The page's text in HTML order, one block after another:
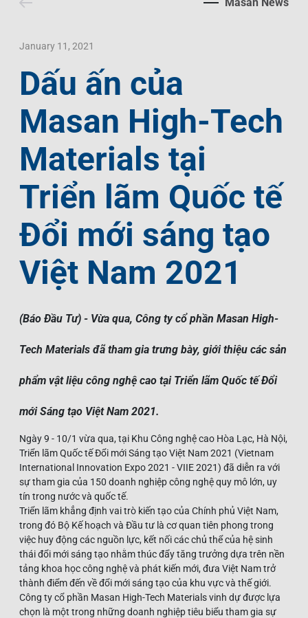
Invest In Vietnam
Press Releases
Language
EN
January 11, 2021
Dấu ấn của
Masan High-Tech
Materials tại
Triển lãm Quốc tế
Đổi mới sáng tạo
Việt Nam 2021
(Báo Đầu Tư) - Vừa qua, Công ty cổ phần Masan High-
Tech Materials đã tham gia trưng bày, giới thiệu các sản
phẩm vật liệu công nghệ cao tại Triển lãm Quốc tế Đổi
mới Sáng tạo Việt Nam 2021.
Ngày 9 - 10/1 vừa qua, tại Khu Công nghệ cao Hòa Lạc, Hà Nội,
Triển lãm Quốc tế Đổi mới Sáng tạo Việt Nam 2021 (Vietnam
International Innovation Expo 2021 - VIIE 2021) đã diễn ra với
sự tham gia của 150 doanh nghiệp công nghệ quy mô lớn, uy
tín trong nước và quốc tế.
Triển lãm khẳng định vai trò kiến tạo của Chính phủ Việt Nam,
trong đó Bộ Kế hoạch và Đầu tư là cơ quan tiên phong trong
việc huy động các nguồn lực, kết nối các chủ thể của hệ sinh
thái đổi mới sáng tạo nhằm thúc đẩy tăng trưởng dựa trên nền
tảng khoa học công nghệ và phát kiến mới, đưa Việt Nam trở
thành điểm đến về đổi mới sáng tạo của khu vực và thế giới.
Công ty cổ phần Masan High-Tech Materials vinh dự được lựa
chọn là một trong những doanh nghiệp tiêu biểu tham gia sự